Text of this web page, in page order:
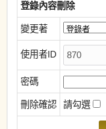
登錄內容刪除
變更著
使用者ID
密碼
刪除確認 請勾選